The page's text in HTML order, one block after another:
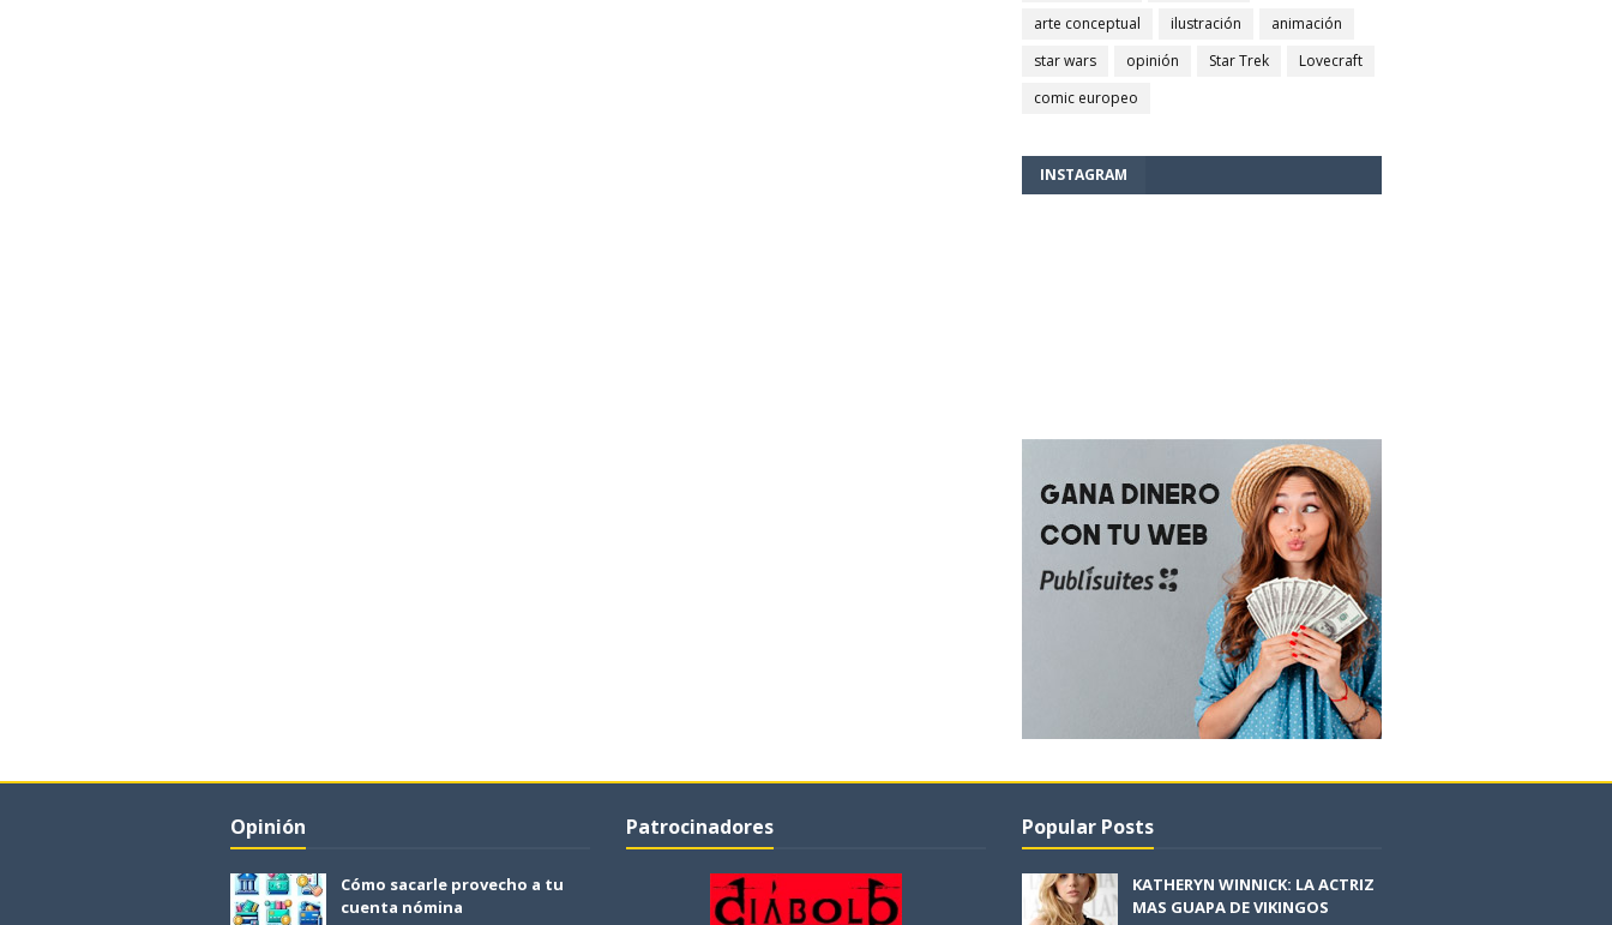
arte conceptual
ilustración
animación
star wars
opinión Star Trek
Lovecraft
comic europeo
INSTAGRAM
Opinión
Cómo sacarle provecho a tu
cuenta nómina
Patrocinadores Popular Posts
KATHERYN WINNICK: LA ACTRIZ
MAS GUAPA DE VIKINGOS